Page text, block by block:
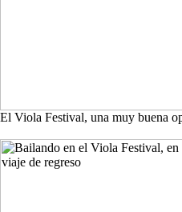
El Viola Festival, una muy buena